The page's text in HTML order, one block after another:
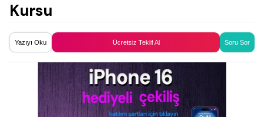
Kursu
Yazıyı Oku Ücretsiz Teklif Al Soru Sor